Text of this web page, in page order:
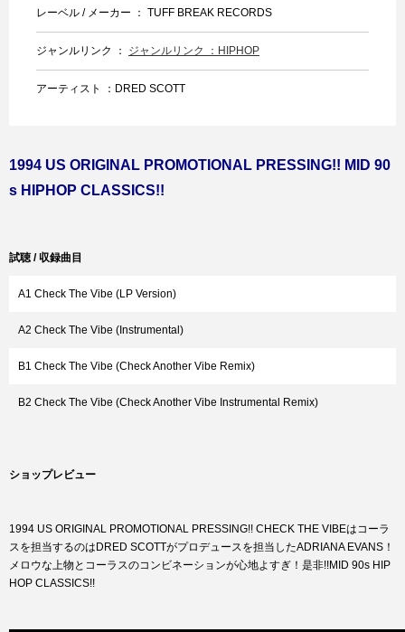
レーベル / メーカー ： TUFF BREAK RECORDS
ジャンルリンク ： ジャンルリンク ：HIPHOP
アーティスト ：DRED SCOTT
1994 US ORIGINAL PROMOTIONAL PRESSING!! MID 90
s HIPHOP CLASSICS!!
試聴 / 収録曲目
A1 Check The Vibe (LP Version)
A2 Check The Vibe (Instrumental)
B1 Check The Vibe (Check Another Vibe Remix)
B2 Check The Vibe (Check Another Vibe Instrumental Remix)
ショップレビュー
1994 US ORIGINAL PROMOTIONAL PRESSING!! CHECK THE VIBEはコーラ
スを担当するのはDRED SCOTTがプロデュースを担当したADRIANA EVANS！
メロウな上物とコーラスのコンビネーションが心地よすぎ！是非!!MID 90s HIP
HOP CLASSICS!!